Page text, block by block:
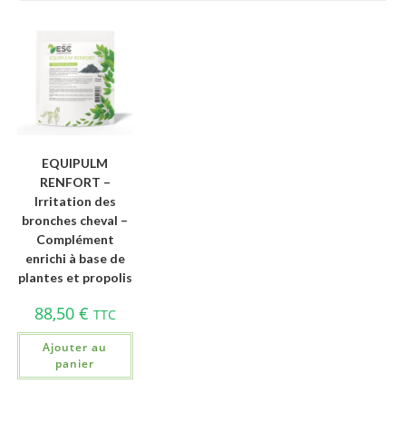
EQUIPULM
RENFORT –
Irritation des
bronches cheval –
Complément
enrichi à base de
plantes et propolis
88,50 € TTC
Ajouter au
panier